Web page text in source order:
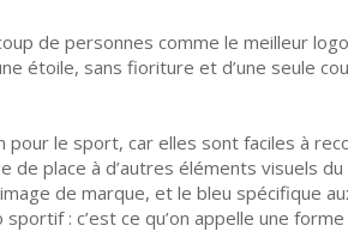
de personnes comme le meilleur
étoile, sans fioriture et d’une seule
le sport, car elles sont faciles à
place à d’autres éléments visuels
de marque, et le bleu spécifique
: c’est ce qu’on appelle une